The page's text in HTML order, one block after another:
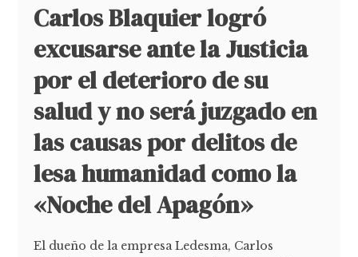
Carlos Blaquier logró
excusarse ante la Justicia
por el deterioro de su
salud y no será juzgado en
las causas por delitos de
lesa humanidad como la
«Noche del Apagón»
El dueño de la empresa Ledesma, Carlos